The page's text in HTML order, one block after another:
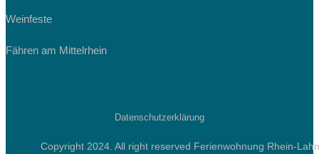
Weinfeste
Fähren am Mittelrhein
Datenschutzerklärung
Copyright 2024. All right reserved Ferienwohnung Rhein-